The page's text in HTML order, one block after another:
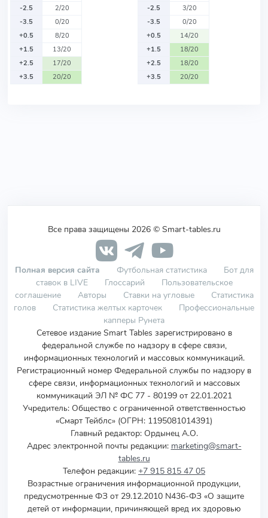
-2.5
2/20
-3.5
0/20
+0.5
8/20
+1.5
13/20
+2.5
17/20
+3.5
20/20
-2.5
3/20
-3.5
0/20
+0.5
14/20
+1.5
18/20
+2.5
18/20
+3.5
20/20
Все права защищены 2026 © Smart-tables.ru
Полная версия сайта Футбольная статистика
Бот для
ставок в LIVE
Глоссарий
Пользовательское
соглашение
Авторы Ставки на угловые
Статистика
голов
Статистика желтых карточек
Профессиональные
капперы Рунета
Сетевое издание Smart Tables зарегистрировано в
федеральной службе по надзору в сфере связи,
информационных технологий и массовых коммуникаций.
Регистрационный номер Федеральной службы по надзору в
сфере связи, информационных технологий и массовых
коммуникаций ЭЛ № ФС 77 - 80199 от 22.01.2021
Учредитель: Общество с ограниченной ответственностью
«Смарт Тейблс» (ОГРН: 1195081014391)
Главный редактор: Ордынец А.О.
Адрес электронной почты редакции: marketing@smart-
tables.ru
Телефон редакции: +7 915 815 47 05
Возрастные ограничения информационной продукции,
предусмотренные ФЗ от 29.12.2010 N436-ФЗ «О защите
детей от информации, причиняющей вред их здоровью